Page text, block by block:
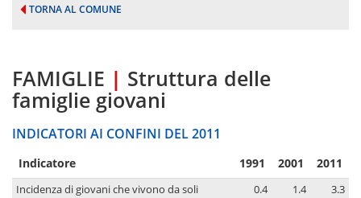
TORNA AL COMUNE
FAMIGLIE | Struttura delle
famiglie giovani
INDICATORI AI CONFINI DEL 2011
Indicatore 1991 2001 2011
Incidenza di giovani che vivono da soli 0.4 1.4
3.3